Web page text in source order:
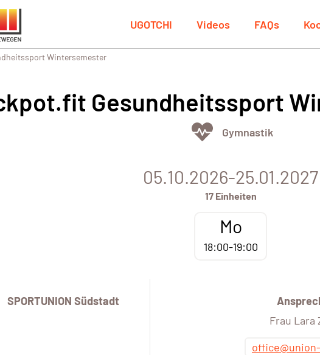
UGOTCHI Videos FAQs
Wintersemester
Gesundheitssport
Gymnastik
05.10.2026-25.01.2027
17 Einheiten
Mo
18:00-19:00
SPORTUNION Südstadt
Frau Lara